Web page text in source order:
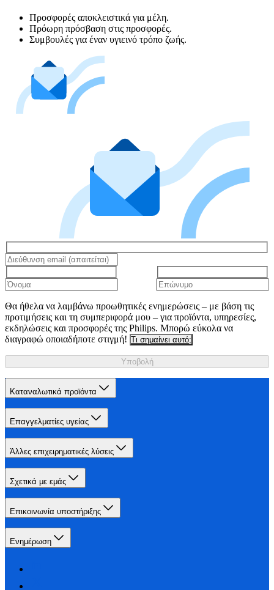
Προσφορές αποκλειστικά για μέλη.
Πρόωρη πρόσβαση στις προσφορές.
Συμβουλές για έναν υγιεινό τρόπο ζωής.
Θα ήθελα να λαμβάνω προωθητικές ενημερώσεις – με βάση τις
προτιμήσεις και τη συμπεριφορά μου – για προϊόντα, υπηρεσίες,
εκδηλώσεις και προσφορές της Philips. Μπορώ εύκολα να
διαγραφώ οποιαδήποτε στιγμή! Τι σημαίνει αυτό;
Υποβολή
Καταναλωτικά προϊόντα
Επαγγελματίες υγείας
Άλλες επιχειρηματικές λύσεις
Σχετικά με εμάς
Επικοινωνία υποστήριξης
Ενημέρωση